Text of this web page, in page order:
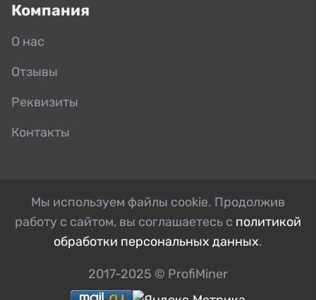
Компания
О нас
Отзывы
Реквизиты
Контакты
Мы используем файлы cookie. Продолжив
работу с сайтом, вы соглашаетесь с политикой
обработки персональных данных.
2017-2025 © ProfiMiner